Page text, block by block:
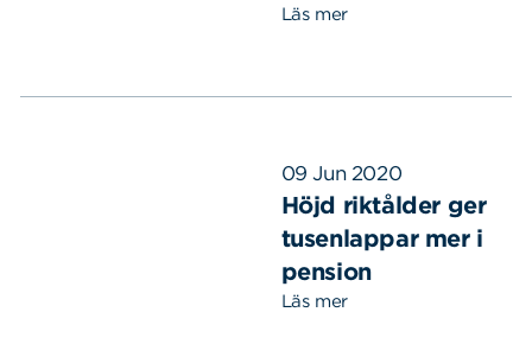
Läs mer
09 Jun 2020
Höjd riktålder ger
tusenlappar mer i
pension
Läs mer